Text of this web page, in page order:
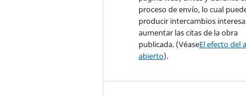
proceso de envío, lo cual
producir intercambios
aumentar las citas de la obra
publicada. (VéaseEl efecto del
abierto).